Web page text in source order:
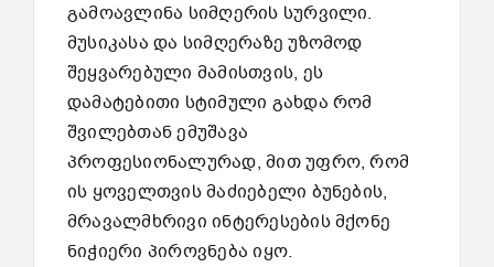
გამოავლინა სიმღერის სურვილი.
მუსიკასა და სიმღერაზე უზომოდ
შეყვარებული მამისთვის, ეს
დამატებითი სტიმული გახდა რომ
შვილებთან ემუშავა
პროფესიონალურად, მით უფრო, რომ
ის ყოველთვის მაძიებელი ბუნების,
მრავალმხრივი ინტერესების მქონე
ნიჭიერი პიროვნება იყო.